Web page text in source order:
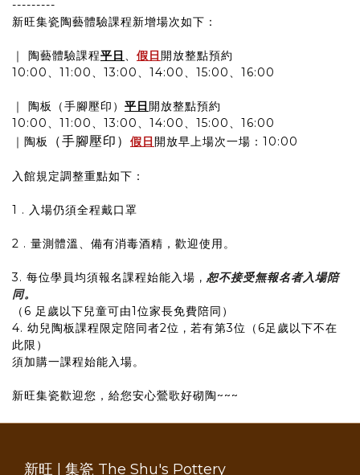
---------
新旺集瓷陶藝體驗課程新增場次如下：
｜ 陶藝體驗課程平日 、 假日開放整點預約
10:00、11:00、13:00、14:00、15:00、16:00
｜ 陶板（手腳壓印） 平日開放整點預約
10:00、11:00、13:00、14:00、15:00、16:00
｜陶板
（手腳壓印） 假日開放早上場次一場：10:00
入館規定調整重點如下：
1 . 入場仍須全程戴口罩
2 . 量測體溫、備有消毒酒精，歡迎使用。
3. 每位學員均須報名課程始能入場 , 恕不接受無報名者入場陪
同。
（6 足歲以下兒童可由1位家長免費陪同）
4. 幼兒陶板課程限定陪同者2位 , 若有第3位（6足歲以下不在
此限）
須加購一課程始能入場。
新旺集瓷歡迎您，給您安心鶯歌好砌陶~~~
新旺 | 集瓷 The Shu's Pottery